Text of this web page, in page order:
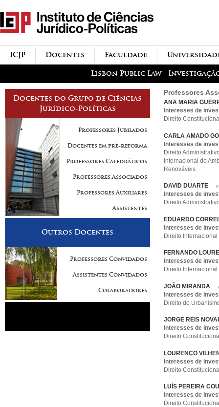
principal
icjp
menu-institucional Faculdade
Docentes
ICJP
Lisbon Public Law -
Docentes do Grupo de Ciências
Jurídico-Políticas
Professores Jubilados
Docentes em pré-reforma
Professores Catedráticos
Professores Associados
Professores Auxiliares
Assistentes
Outros Docentes
Professores Convidados
Assistentes Convidados
Colaboradores
Professores
ANA MARIA
Interesses de
Direito
CARLA AMADO
Interesses de
Direito
Internacional do
Renováveis
DAVID DUARTE
Interesses de
Direito
EDUARDO
Interesses de
Direito
FERNANDO
Interesses de
Direito
JOÃO MIRANDA
Interesses de
Direito do
JORGE REIS
Interesses de
Direito
LOURENÇO
Interesses de
Direito
LUÍS PEREIRA
Interesses de
Direito